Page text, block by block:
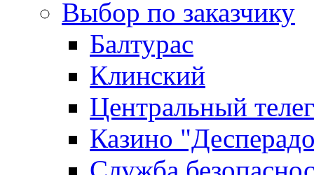
Выбор по заказчику
Балтурас
Клинский
Центральный
Казино